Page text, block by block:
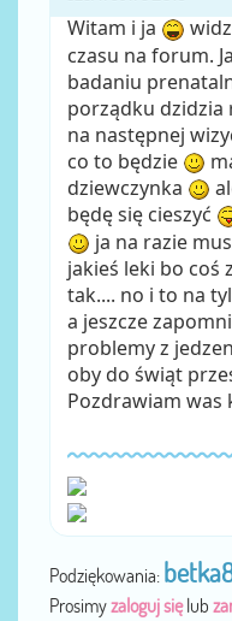
Witam i ja
czasu na forum.
badaniu
porządku dzidzia
na następnej
co to będzie
dziewczynka
będę się cieszyć
ja na razie
jakieś leki bo coś
tak.... no i to na
a jeszcze
problemy z
oby do świąt
Pozdrawiam was
Podziękowania:
Prosimyzaloguj sięlub